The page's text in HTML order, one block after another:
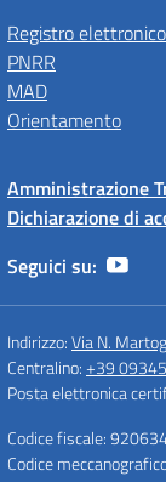
Registro elettronico
PNRR
MAD
Orientamento
Amministrazione
Dichiarazione di
Seguici su:
Indirizzo:Via N.
Centralino:+39
Posta elettronica
Codice fiscale:
Codice